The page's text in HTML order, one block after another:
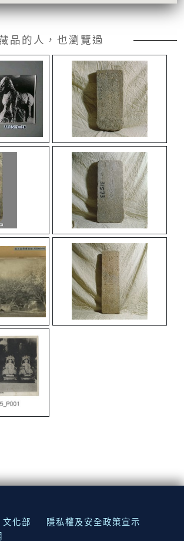
品的人，也瀏覽過
文化部
隱私權及安全政策宣示